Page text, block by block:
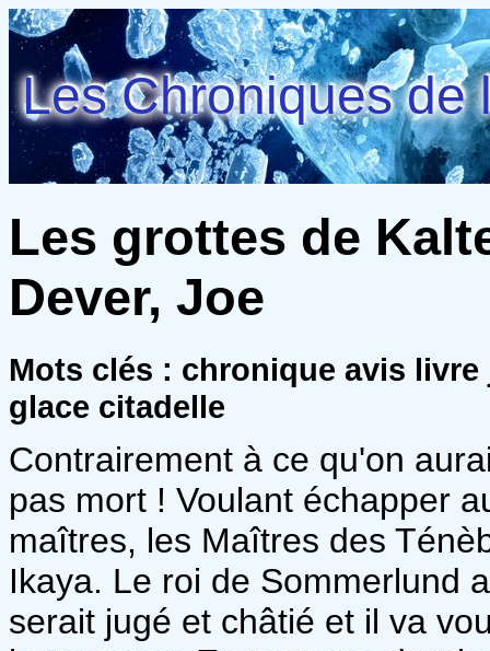
Les Chroniques de
Les grottes de
Dever, Joe
Mots clés : chronique avis
glace citadelle
Contrairement à ce qu'on
pas mort ! Voulant échapper
maîtres, les Maîtres des
Ikaya. Le roi de Sommerlund
serait jugé et châtié et il va